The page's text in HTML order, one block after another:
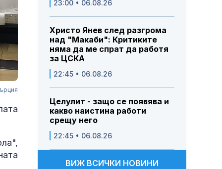
23:00 • 06.08.26
Христо Янев след разгрома
над "Макаби": Критиките
няма да ме спрат да работя
за ЦСКА
22:45 • 06.08.26
Целулит - защо се появява и
какво наистина работи
срещу него
22:45 • 06.08.26
ВИЖ ВСИЧКИ НОВИНИ